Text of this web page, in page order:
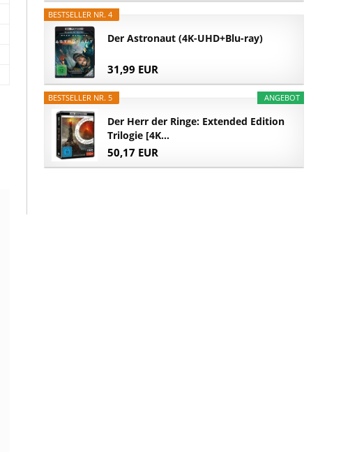
BESTSELLER NR. 4
Der Astronaut (4K-UHD+Blu-ray)
31,99 EUR
ANGEBOT
BESTSELLER NR. 5
Der Herr der Ringe: Extended Edition
Trilogie [4K...
50,17 EUR